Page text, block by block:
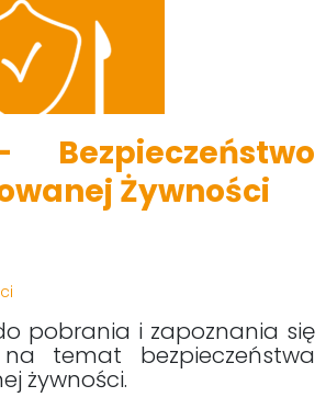
Bezpieczeństwo
Żywności
pobrania i zapoznania się
temat bezpieczeństwa
żywności.